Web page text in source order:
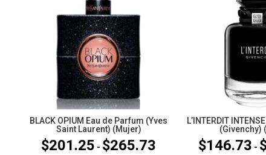
BLACK OPIUM Eau de Parfum (Yves
Saint Laurent) (Mujer)
$201.25 - $265.73
L’INTERDIT
(Givenchy)
$146.73 -